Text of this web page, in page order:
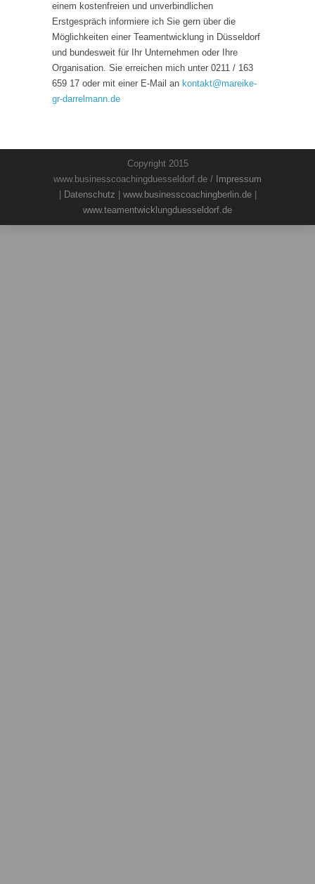
einem kostenfreien und unverbindlichen
Erstgespräch informiere ich Sie gern über die
Möglichkeiten einer Teamentwicklung in Düsseldorf
und bundesweit für Ihr Unternehmen oder Ihre
Organisation. Sie erreichen mich unter 0211 / 163
659 17 oder mit einer E-Mail an kontakt@mareike-
gr-darrelmann.de
Copyright 2015
www.businesscoachingduesseldorf.de / Impressum
Datenschutz www.businesscoachingberlin.de|
www.teamentwicklungduesseldorf.de